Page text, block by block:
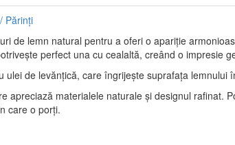
Părinți
de lemn natural pentru a oferi o apariție
perfect una cu cealaltă, creând o impresie
de levănțică, care îngrijește suprafața lemnului
apreciază materialele naturale și designul rafinat.
care o porți.